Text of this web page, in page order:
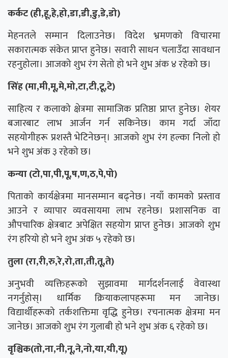
कर्कट (ही,हू,हे,हो,डा,डी,डु,डे,डो)
मेहनतले सम्मान दिलाउनेछ। विदेश भ्रमणको विचारमा
सकारात्मक संकेत प्राप्त हुनेछ। सवारी साधन चलाउँदा सावधान
रहनुहोला। आजको शुभ रंग सेतो हो भने शुभ अंक ४ रहेको छ।
सिंह (मा,मी,मू,मे,मो,टा,टी,टू,टे)
साहित्य र कलाको क्षेत्रमा सामाजिक प्रतिष्ठा प्राप्त हुनेछ। शेयर
बजारबाट लाभ आर्जन गर्न सकिनेछ। काम गर्दा जाँदा
सहयोगीहरू प्रशस्तै भेटिनेछन्। आजको शुभ रंग हल्का निलो हो
भने शुभ अंक ३ रहेको छ।
कन्या (टो,पा,पी,पू,ष,ण,ठ,पे,पो)
पिताको कार्यक्षेत्रमा मानसम्मान बढ्नेछ। नयाँ कामको प्रस्ताव
आउने र व्यापार व्यवसायमा लाभ रहनेछ। प्रशासनिक वा
औपचारिक क्षेत्रबाट अपेक्षित सहयोग प्राप्त हुनेछ। आजको शुभ
रंग हरियो हो भने शुभ अंक ५ रहेको छ।
तुला (रा,री,रु,रे,रो,ता,ती,तू,ते)
अनुभवी व्यक्तिहरूको सुझावमा मार्गदर्शनलाई वेवास्था
नगर्नुहोस्। धार्मिक क्रियाकलापहरूमा मन जानेछ।
विद्यार्थीहरूको तर्कशक्तिमा वृद्धि हुनेछ। रचनात्मक क्षेत्रमा मन
जानेछ। आजको शुभ रंग गुलाबी हो भने शुभ अंक ६ रहेको छ।
वृश्चिक(तो,ना,नी,नू,ने,नो,या,यी,यू)